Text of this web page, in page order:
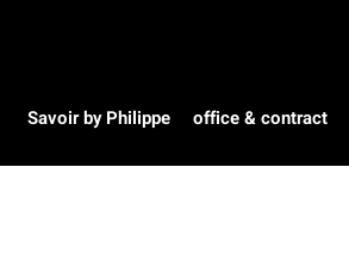
Savoir by Philippe office & contract